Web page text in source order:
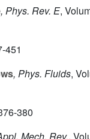
, Phys. Rev. E,
451
, Phys. Fluids,
380